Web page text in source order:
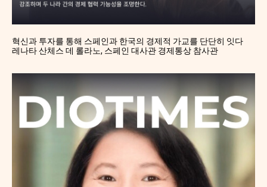
혁신과 투자를 통해 스페인과 한국의 경제적 가교를 단단히 잇다
레나타 산체스 데 롤라노, 스페인 대사관 경제통상 참사관